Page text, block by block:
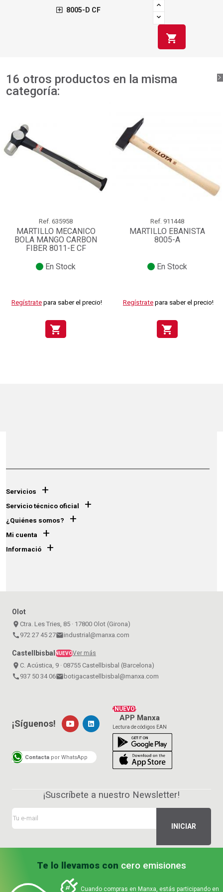
8005-D CF
shopping_cart
16 otros productos en la misma
categoría:
Ref. 635958
MARTILLO MECANICO
BOLA MANGO CARBON
FIBER 8011-E CF
En Stock
Regístrate para saber el precio!
shopping_cart
Ref. 911448
MARTILLO EBANISTA
8005-A
En Stock
Regístrate para saber el precio!
shopping_cart
Servicios +
Servicio técnico oficial +
¿Quiénes somos? +
Mi cuenta +
Informació +
Olot
place Ctra. Les Tries, 85 · 17800 Olot (Girona)
call 972 27 45 27emailindustrial@manxa.com
Castellbisbal NUEVOVer más
place C. Acústica, 9 · 08755 Castellbisbal (Barcelona)
call 937 50 34 06emailbotigacastellbisbal@manxa.com
¡NUEVO!
APP Manxa
Lectura de códigos EAN
¡Síguenos!
Contacta por WhatsApp
¡Suscríbete a nuestro Newsletter!
Te lo llevamos con cero emisiones
Cuando compras en Manxa, estás participando en